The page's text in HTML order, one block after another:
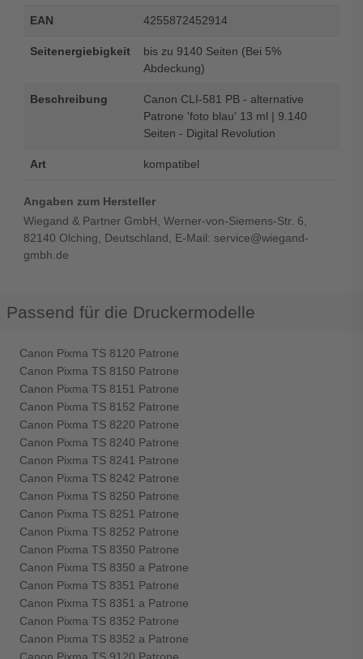
EAN 4255872452914
Seitenergiebigkeit
bis zu 9140 Seiten (Bei 5%
Abdeckung)
Beschreibung
Canon CLI-581 PB - alternative
Patrone 'foto blau' 13 ml | 9.140
Seiten - Digital Revolution
Art kompatibel
Angaben zum Hersteller
Wiegand & Partner GmbH, Werner-von-Siemens-Str. 6,
82140 Olching, Deutschland, E-Mail: service@wiegand-
gmbh.de
Passend für die Druckermodelle
Canon Pixma TS 8120 Patrone
Canon Pixma TS 8150 Patrone
Canon Pixma TS 8151 Patrone
Canon Pixma TS 8152 Patrone
Canon Pixma TS 8220 Patrone
Canon Pixma TS 8240 Patrone
Canon Pixma TS 8241 Patrone
Canon Pixma TS 8242 Patrone
Canon Pixma TS 8250 Patrone
Canon Pixma TS 8251 Patrone
Canon Pixma TS 8252 Patrone
Canon Pixma TS 8350 Patrone
Canon Pixma TS 8350 a Patrone
Canon Pixma TS 8351 Patrone
Canon Pixma TS 8351 a Patrone
Canon Pixma TS 8352 Patrone
Canon Pixma TS 8352 a Patrone